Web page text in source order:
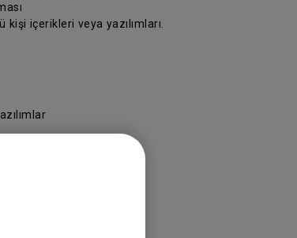
içerikleri veya yazılımları.
göre yürütülecektir.